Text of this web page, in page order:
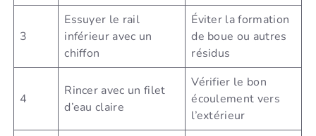
3
Essuyer le rail
inférieur avec un
chiffon
Éviter la formation
de boue ou autres
résidus
4
Rincer avec un filet
d’eau claire
Vérifier le bon
écoulement vers
l’extérieur